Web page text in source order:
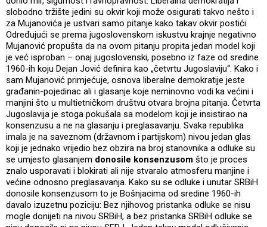
slobodno tržište jedini su okvir koji može osigurati takvo nešto i
za Mujanovića je ustvari samo pitanje kako takav okvir postići.
Određujući se prema jugoslovenskom iskustvu krajnje negativno
Mujanović propušta da na ovom pitanju propita jedan model koji
je već isproban – onaj jugoslovenski, posebno iz faze od sredine
1960-ih koju Dejan Jović definira kao „četvrtu Jugoslaviju“. Kako i
sam Mujanović primjećuje, osnova liberalne demokratije jeste
građanin-pojedinac ali i glasanje koje neminovno vodi ka većini i
manjini što u multietničkom društvu otvara brojna pitanja. Četvrta
Jugoslavija je stoga pokušala sa modelom koji je insistirao na
konsenzusu a ne na glasanju i preglasavanju. Svaka republika
imala je na saveznom (državnom i partijskom) nivou jedan glas
koji je jednako vrijedio bez obzira na broj stanovnika a odluke su
se umjesto glasanjem donosile konsenzusom što je proces
znalo usporavati i blokirati ali nije stvaralo atmosferu manjine i
većine odnosno preglasavanja. Kako su se odluke i unutar SRBiH
donosile konsenzusom to je Bošnjacima od sredine 1960-ih
davalo izuzetnu poziciju: Bez njihovog pristanka odluke se nisu
mogle donijeti na nivou SRBiH, a bez pristanka SRBiH odluke se